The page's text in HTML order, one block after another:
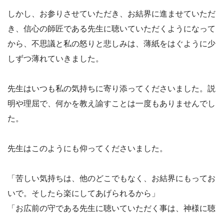
しかし、お参りさせていただき、お結界に進ませていただ
き、信心の師匠である先生に聴いていただくようになって
から、不思議と私の怒りと悲しみは、薄紙をはぐように少
しずつ薄れていきました。
先生はいつも私の気持ちに寄り添ってくださいました。説
明や理屈で、何かを教え諭すことは一度もありませんでし
た。
先生はこのようにも仰ってくださいました。
「苦しい気持ちは、他のどこでもなく、お結界にもってお
いで。そしたら楽にしてあげられるから」
「お広前の守である先生に聴いていただく事は、神様に聴